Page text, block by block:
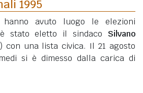
1995
avuto luogo le elezioni
stato eletto il sindaco Silvano
con una lista civica. Il 21 agosto
si è dimesso dalla carica di